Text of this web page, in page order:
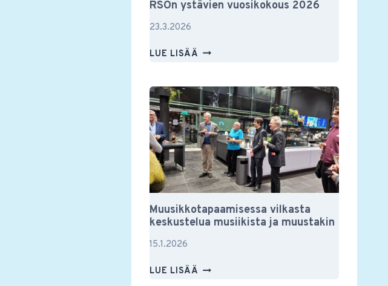
RSOn ystävien vuosikokous 2026
23.3.2026
LUE LISÄÄ RSON
2026
Muusikkotapaamisessa vilkasta
keskustelua musiikista ja muustakin
15.1.2026
LUE LISÄÄ MUUSIKKOTAPAAMISESSA